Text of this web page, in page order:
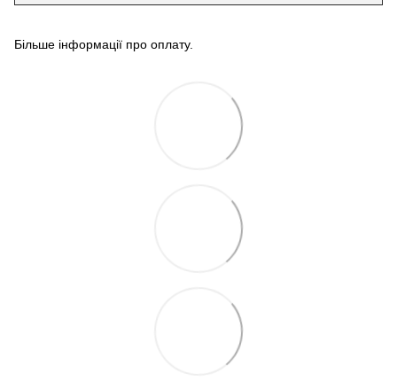
Більше інформації про оплату.